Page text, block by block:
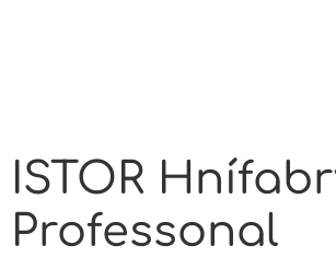
ISTOR
Professonal